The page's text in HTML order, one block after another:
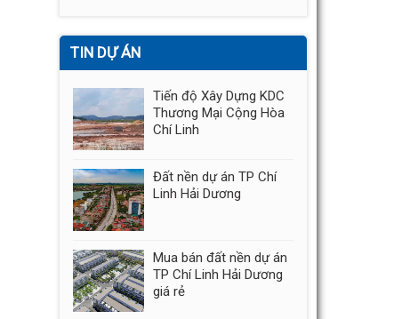
TIN DỰ ÁN
Tiến độ Xây Dựng KDC
Thương Mại Cộng Hòa
Chí Linh
Đất nền dự án TP Chí
Linh Hải Dương
Mua bán đất nền dự án
TP Chí Linh Hải Dương
giá rẻ